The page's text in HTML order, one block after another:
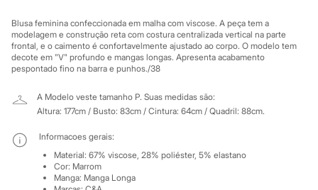
Mindset
Sawary
Yessica
Moda esportiva
Acessórios
Calçados
Leggings
Shorts e Bermudas
Tops
Moda íntima
Calcinhas
Cintas e Modeladores
Blusa feminina confeccionada em malha com viscose. A peça tem a
modelagem e construção reta com costura centralizada vertical na parte
frontal, e o caimento é confortavelmente ajustado ao corpo. O modelo tem
decote em "V" profundo e mangas longas. Apresenta acabamento
pespontado fino na barra e punhos./38
A Modelo veste tamanho P. Suas medidas são:
Altura: 177cm / Busto: 83cm / Cintura: 64cm / Quadril: 88cm.
Informacoes gerais:
Material: 67% viscose, 28% poliéster, 5% elastano
Cor: Marrom
Manga: Manga Longa